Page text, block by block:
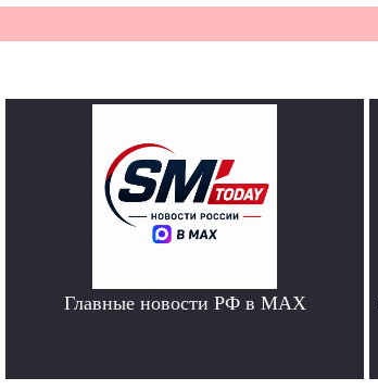
Главные новости РФ в MAX